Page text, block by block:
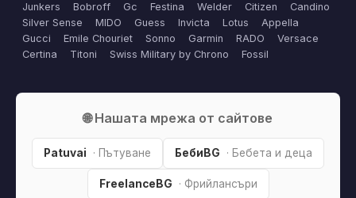
Junkers Bobroff Gc Festina Welder Citizen
Candino
Silver Sense
MIDO Guess Invicta Lotus
Appella
Gucci
Emile Chouriet Sonno Garmin RADO
Versace
Certina
Titoni Swiss Military by Chrono Fossil
🌐 Нашата мрежа от сайтове
Patuvai · Пътуване БебиBG · Бебета и деца
FreelanceBG · Фрийлансъри